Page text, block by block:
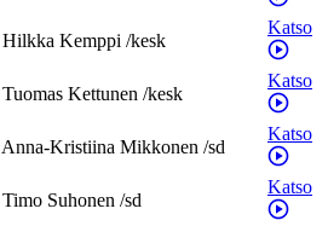
Hilkka Kemppi /kesk
Katso
Tuomas Kettunen /kesk
Katso
Anna-Kristiina Mikkonen /sd
Katso
Timo Suhonen /sd
Katso